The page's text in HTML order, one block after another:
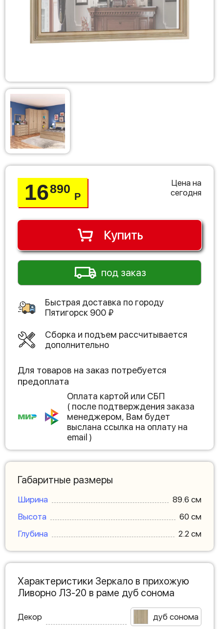
16890
Р
Цена на
сегодня
Купить
под заказ
Быстрая доставка по городу
Пятигорск 900 ₽
Сборка и подъем рассчитывается
дополнительно
Для товаров на заказ потребуется
предоплата
Оплата картой или СБП
( после подтверждения заказа
менеджером, Вам будет
выслана ссылка на оплату на
email )
Габаритные размеры
Ширина
89.6 см
Высота
60 см
Глубина
2.2 см
Характеристики Зеркало в прихожую
Ливорно ЛЗ-20 в раме дуб сонома
Декор дуб сонома